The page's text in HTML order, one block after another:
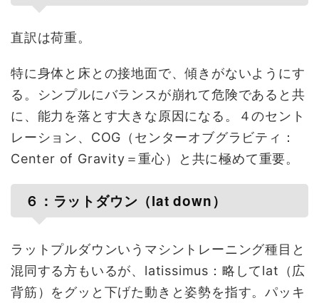
直訳は荷重。
特に身体と床との接地面で、傾きがないようにす
る。シンプルにバランスが崩れて危険であると共
に、能力を落とす大きな原因になる。４のセント
レーション、COG（センターオブグラビティ：
Center of Gravity＝重心）と共に極めて重要。
６：ラットダウン（lat down）
ラットプルダウンいうマシントレーニング種目と
混同する方もいるが、latissimus：略してlat（広
背筋）をグッと下げた動きと姿勢を指す。パッキ